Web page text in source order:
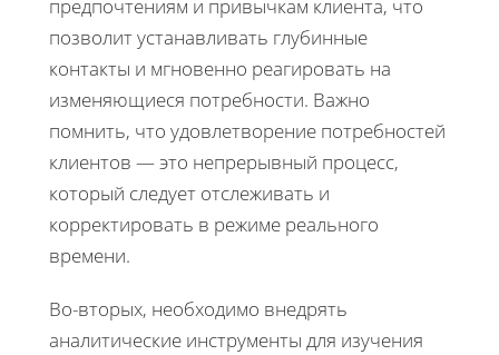
предпочтениям и привычкам клиента, что
позволит устанавливать глубинные
контакты и мгновенно реагировать на
изменяющиеся потребности. Важно
помнить, что удовлетворение потребностей
клиентов — это непрерывный процесс,
который следует отслеживать и
корректировать в режиме реального
времени.
Во-вторых, необходимо внедрять
аналитические инструменты для изучения